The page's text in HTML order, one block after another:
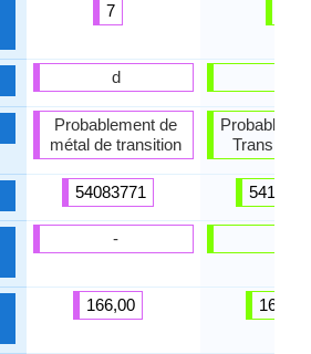
7
d
Probablement de
métal de transition
54083771
-
166,00
Transition
166,00